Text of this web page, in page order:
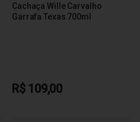
Cachaça Wille Carvalho
Garrafa Texas 700ml
R$ 109,00